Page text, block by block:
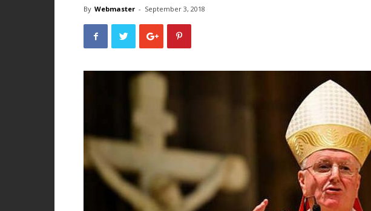
By Webmaster - September 3, 2018